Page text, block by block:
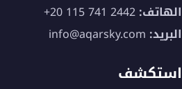
الهاتف:+20 115 741 2442
البريد: info@aqarsky.com
استكشف